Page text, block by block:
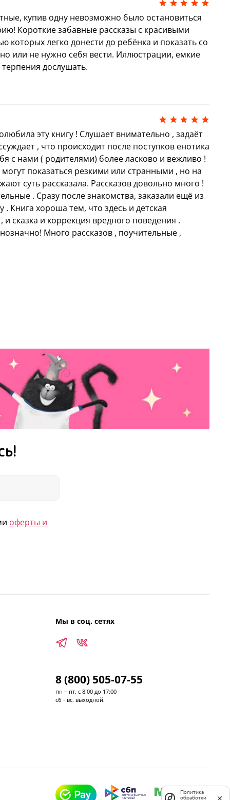
неправильного поведения
ключ к решению сложных задач:
безопасности, умению строить
к вдумчивому поведению во взрослой
основой будущих побед и успехов
купив одну невозможно было остановиться
Короткие забавные рассказы с красивыми
легко донести до ребёнка и показать со
или не нужно себя вести. Иллюстрации, емкие
терпения дослушать.
эту книгу ! Слушает внимательно , задаёт
, что происходит после поступков енотика
с нами ( родителями) более ласково и вежливо !
показаться резкими или странными , но на
суть рассказала. Рассказов довольно много !
. Сразу после знакомства, заказали ещё из
Книга хороша тем, что здесь и детская
и сказка и коррекция вредного поведения .
Много рассказов , поучительные ,
оферты и
Мы в соц. сетях
8 (800) 505-07-55
пн – пт. с 8:00 до 17:00
сб - вс. выходной.
Политика
обработки